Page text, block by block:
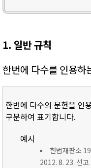
1. 일반 규칙
한번에 다수를 인용하
한번에 다수의 문헌을 인
구분하여 표기합니다.
예시
헌법재판소
2012. 8. 23. 선